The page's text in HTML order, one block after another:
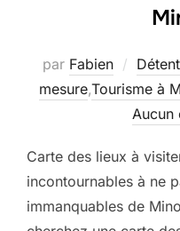
par Fabien
mesure,Tourisme à
Aucun
Carte des lieux à
incontournables à ne
immanquables de